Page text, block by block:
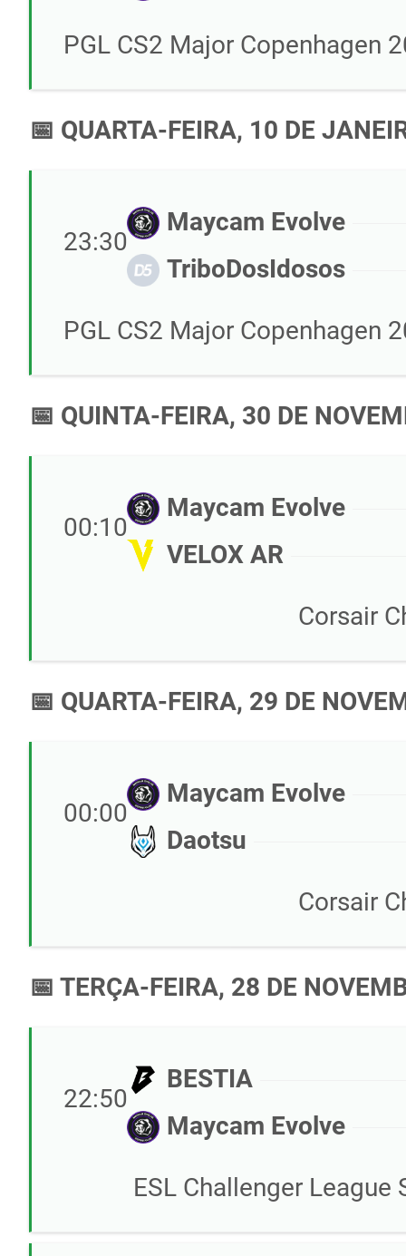
📅 QUARTA-FEIRA, 10 DE
23:30
Maycam Evolve
TriboDosIdosos
📅 QUINTA-FEIRA, 30 DE
00:10
Maycam Evolve
VELOX AR
Corsair
📅 QUARTA-FEIRA, 29 DE
00:00
Maycam Evolve
Daotsu
Corsair
📅 TERÇA-FEIRA, 28 DE
22:50
BESTIA
Maycam Evolve
ESL Challenger League